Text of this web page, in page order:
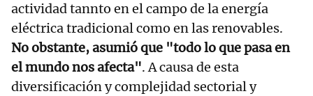
actividad tannto en el campo de la energía
eléctrica tradicional como en las renovables.
No obstante, asumió que "todo lo que pasa en
el mundo nos afecta". A causa de esta
diversificación y complejidad sectorial y